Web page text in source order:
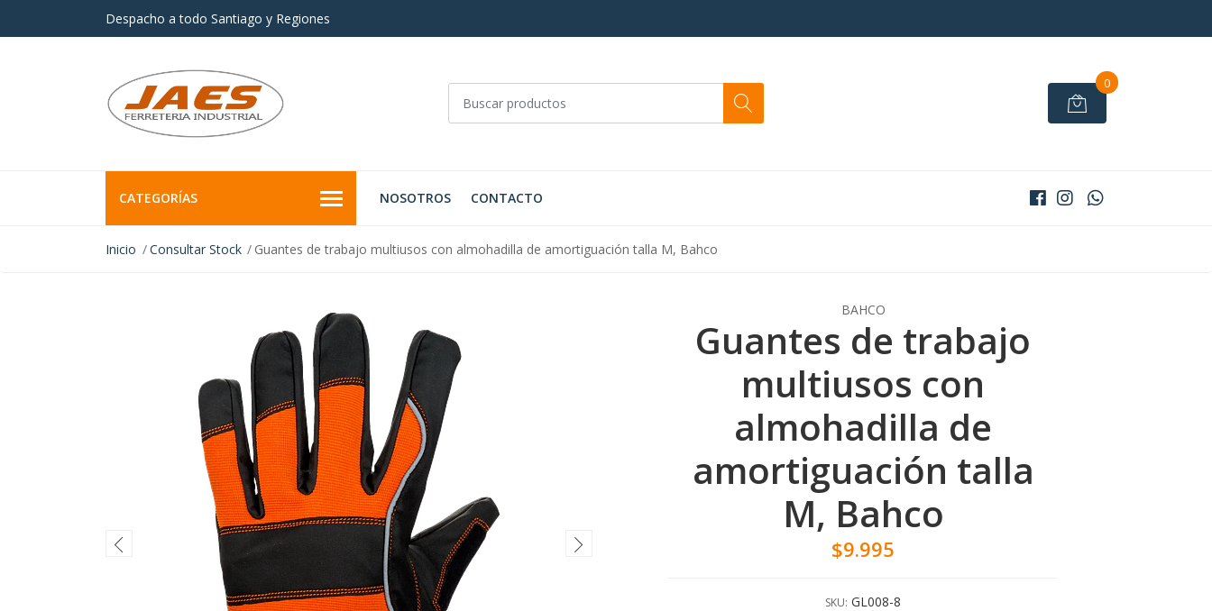
Despacho a todo Santiago y Regiones
0
CATEGORÍAS NOSOTROS CONTACTO
Inicio Consultar Stock Guantes de trabajo multiusos con almohadilla de amortiguación talla M, Bahco
BAHCO
Guantes de trabajo
multiusos con
almohadilla de
amortiguación talla
M, Bahco
$9.995
SKU: GL008-8